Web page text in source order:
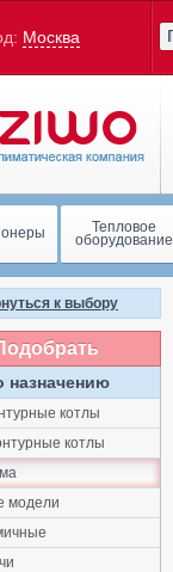
Москва
Тепловое
оборудование
к выбору
назначению
котлы
котлы
модели